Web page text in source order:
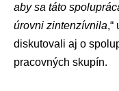
aby sa táto
úrovni zintenzívnila,“
diskutovali aj o
pracovných skupín.